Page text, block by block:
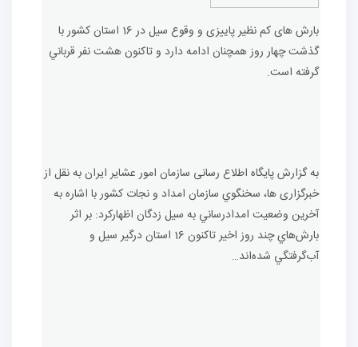
بارش های کم نظیر پاییزی و وقوع سيل در 16 استان کشور با
گذشت چهار روز همچنان ادامه دارد و تاکنون هشت نفر قرباني
گرفته است.
به گزارش پایگاه اطلاع رسانی سازمان امور عشایر ایران به نقل از
خبرگزاری ها، سخنگوي سازمان امداد و نجات کشور با اشاره به
آخرين وضعيت امدادرساني به سيل زدگان اظهارکرد: بر اثر
بارش‌هاي چند روز اخير تاکنون 16 استان درگير سيل و
آب‌گرفتگي شده‌اند…